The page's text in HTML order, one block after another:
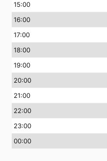
15:00
16:00
17:00
18:00
19:00
20:00
21:00
22:00
23:00
00:00